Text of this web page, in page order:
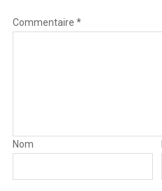
Commentaire *
Nom